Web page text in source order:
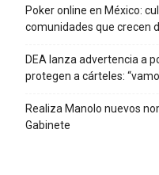
Poker online en México:
comunidades que crecen
DEA lanza advertencia a
protegen a cárteles:
Realiza Manolo nuevos
Gabinete